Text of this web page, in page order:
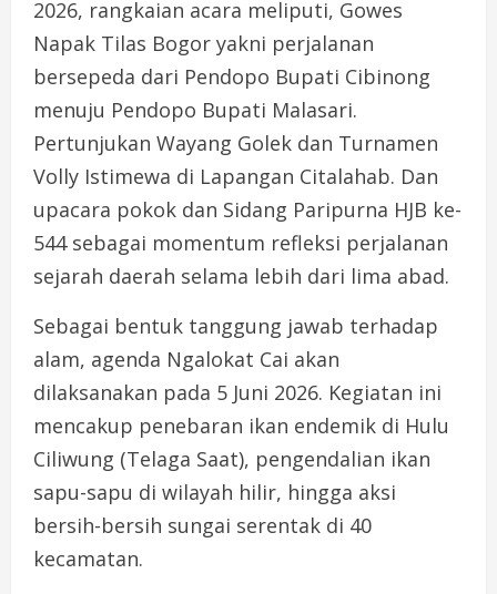
2026, rangkaian acara meliputi, Gowes
Napak Tilas Bogor yakni perjalanan
bersepeda dari Pendopo Bupati Cibinong
menuju Pendopo Bupati Malasari.
Pertunjukan Wayang Golek dan Turnamen
Volly Istimewa di Lapangan Citalahab. Dan
upacara pokok dan Sidang Paripurna HJB ke-
544 sebagai momentum refleksi perjalanan
sejarah daerah selama lebih dari lima abad.
Sebagai bentuk tanggung jawab terhadap
alam, agenda Ngalokat Cai akan
dilaksanakan pada 5 Juni 2026. Kegiatan ini
mencakup penebaran ikan endemik di Hulu
Ciliwung (Telaga Saat), pengendalian ikan
sapu-sapu di wilayah hilir, hingga aksi
bersih-bersih sungai serentak di 40
kecamatan.